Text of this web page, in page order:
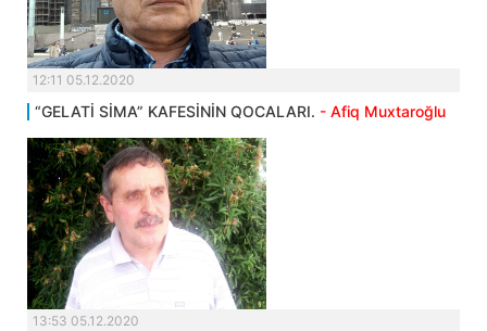
12:11 05.12.2020
“GELATİ SİMA” KAFESİNİN QOCALARI. - Afiq Muxtaroğlu
13:53 05.12.2020